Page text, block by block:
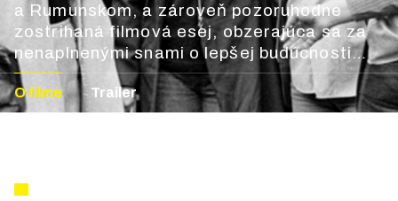
a Rumunskom, a zároveň pozoruhodne
zostrihaná filmová esej, obzerajúca sa za
nenaplnenými snami o lepšej budúcnosti
v druhej polovici 20. storočia.
O filme Trailer